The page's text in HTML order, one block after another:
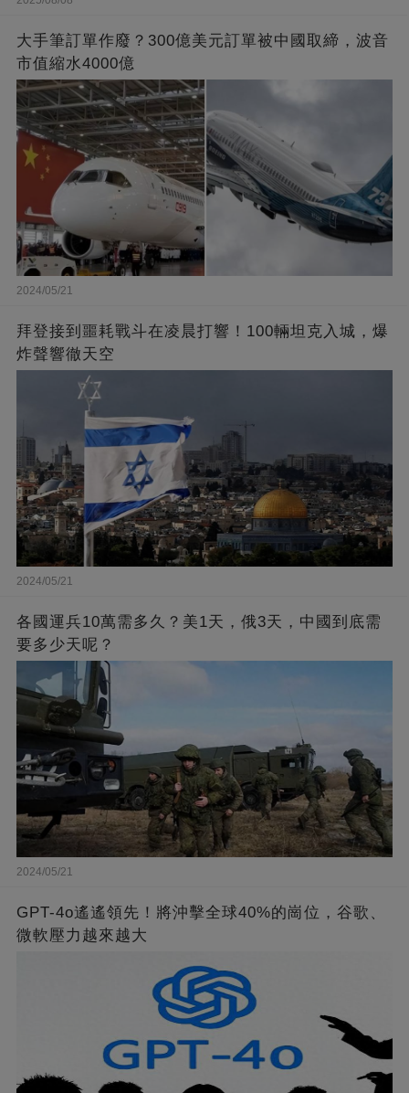
大手筆訂單作廢？300億美元訂單被中國取締，波音
市值縮水4000億
2024/05/21
拜登接到噩耗戰斗在凌晨打響！100輛坦克入城，爆
炸聲響徹天空
2024/05/21
各國運兵10萬需多久？美1天，俄3天，中國到底需
要多少天呢？
2024/05/21
GPT-4o遙遙領先！將沖擊全球40%的崗位，谷歌、
微軟壓力越來越大